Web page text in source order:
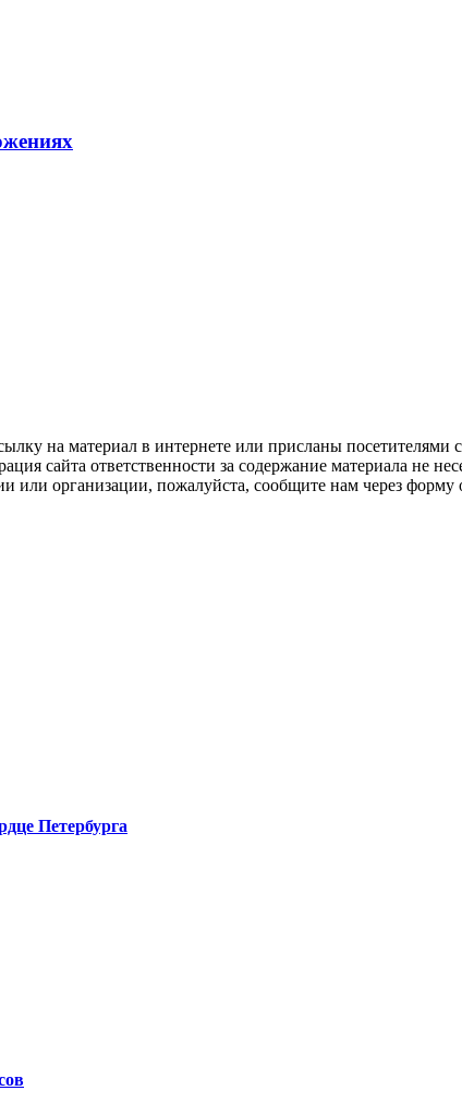
на материал в интернете или присланы посетителями
сайта ответственности за содержание материала не
организации, пожалуйста, сообщите нам через форму
Петербурга